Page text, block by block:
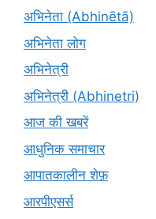
अभिनेता (Abhinētā)
अभिनेता लोग
अभिनेत्री
अभिनेत्री (Abhinetri)
आज की खबरें
आधुनिक समाचार
आपातकालीन शेफ़
आरपीएसर्स